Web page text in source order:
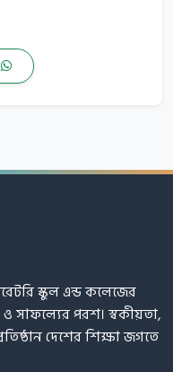
স্কুল এন্ড কলেজের
ও সাফল্যের পরশ। স্বকীয়তা,
দেশের শিক্ষা জগতে